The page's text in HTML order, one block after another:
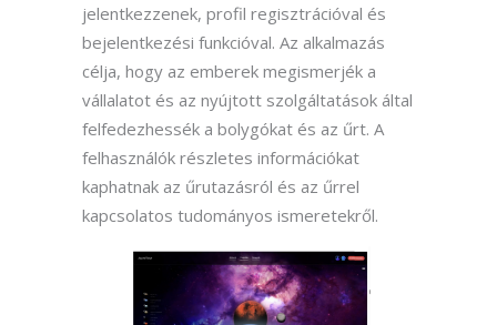
jelentkezzenek, profil regisztrációval és
bejelentkezési funkcióval. Az alkalmazás
célja, hogy az emberek megismerjék a
vállalatot és az nyújtott szolgáltatások által
felfedezhessék a bolygókat és az űrt. A
felhasználók részletes információkat
kaphatnak az űrutazásról és az űrrel
kapcsolatos tudományos ismeretekről.